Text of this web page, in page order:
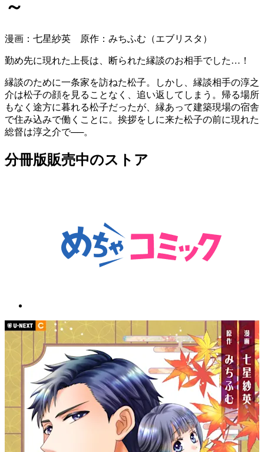
～
漫画：七星紗英 原作：みちふむ（エブリスタ）
勤め先に現れた上長は、断られた縁談のお相手でした…！
縁談のために一条家を訪ねた松子。しかし、縁談相手の淳之
介は松子の顔を見ることなく、追い返してしまう。帰る場所
もなく途方に暮れる松子だったが、縁あって建築現場の宿舎
で住み込みで働くことに。挨拶をしに来た松子の前に現れた
総督は淳之介で──。
分冊版販売中のストア